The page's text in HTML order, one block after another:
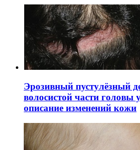
Эрозивный пустулёзный
волосистой части головы
описание изменений кожи